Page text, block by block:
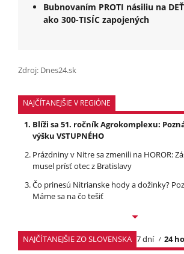
Bubnovaním PROTI násiliu na
ako 300-TISÍC zapojených
Zdroj: Dnes24.sk
NAJČÍTANEJŠIE V REGIÓNE
Blíži sa 51. ročník Agrokomplexu:
výšku VSTUPNÉHO
Prázdniny v Nitre sa zmenili na HOROR:
musel prísť otec z Bratislavy
Čo prinesú Nitrianske hody a dožinky?
Máme sa na čo tešiť
NAJČÍTANEJŠIE ZO SLOVENSKA 7 dní
24